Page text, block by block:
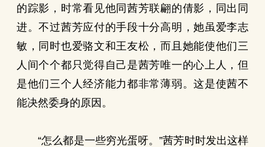
的踪影，时常看见他同茜芳联翩的倩影，同出同
进。不过茜芳应付的手段十分高明，她虽爱李志
敏，同时也爱骆文和王友松，而且她能使他们三
人间个个都只觉得自己是茜芳唯一的心上人，但
是他们三个人经济能力都非常薄弱。这是使茜不
能决然委身的原因。
“怎么都是一些穷光蛋呀。”茜芳时时发出这样